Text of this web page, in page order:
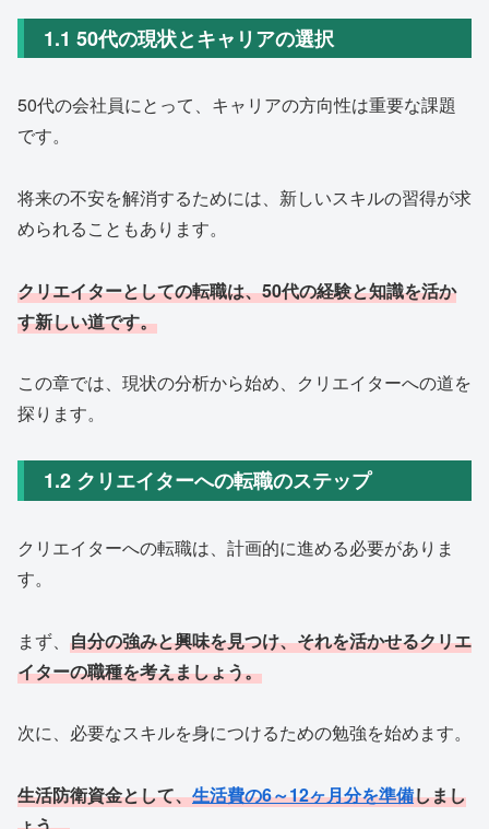
1.1 50代の現状とキャリアの選択
50代の会社員にとって、キャリアの方向性は重要な課題
です。
将来の不安を解消するためには、新しいスキルの習得が求
められることもあります。
クリエイターとしての転職は、50代の経験と知識を活か
す新しい道です。
この章では、現状の分析から始め、クリエイターへの道を
探ります。
1.2 クリエイターへの転職のステップ
クリエイターへの転職は、計画的に進める必要がありま
す。
まず、 自分の強みと興味を見つけ、それを活かせるクリエ
イターの職種を考えましょう。
次に、必要なスキルを身につけるための勉強を始めます。
生活防衛資金として、生活費の6～12ヶ月分を準備しまし